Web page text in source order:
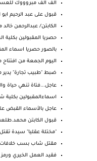
الف الف مبروووك
قبول على عبد الرحيم ابو
الكابتن/ عبدالرحمن
حصريا المقبولين بكلية
بالصور حصريا اسماء
اليوم الجمعة من
ضبط "طبيب تجارة" يدير
عاجل...فتاة تنهي حياة
اسماءالمقبولين بكلية
عاجل بالأسماء القبض
قبول الكابتن
"مختلة عقليا" سيدة
مقتل شاب بسب
فقيد العمل الخيري